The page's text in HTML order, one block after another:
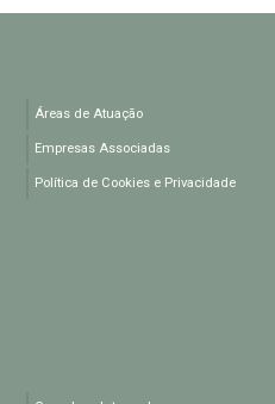
Áreas de Atuação
Empresas Associadas
Política de Cookies e Privacidade